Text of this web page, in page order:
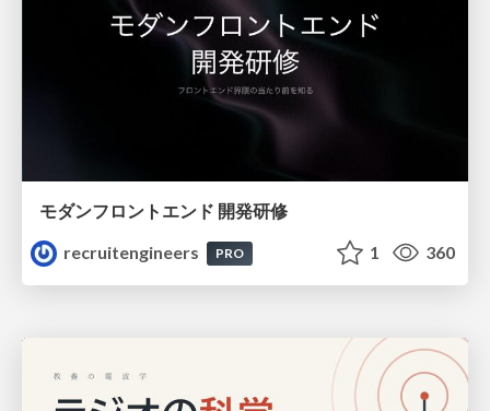
モダンフロントエンド 開発研修
recruitengineers
PRO 1 360